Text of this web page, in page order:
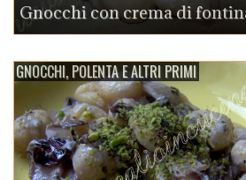
Gnocchi con crema di
GNOCCHI, POLENTA E ALTRI PRIMI